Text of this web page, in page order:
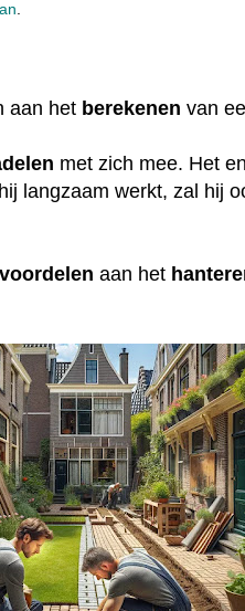
.
aan het berekenen van
met zich mee. Het
langzaam werkt, zal hij
voordelen aan het